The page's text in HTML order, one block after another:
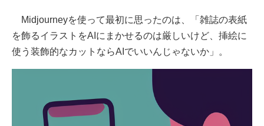
Midjourneyを使って最初に思ったのは、「雑誌の表紙
を飾るイラストをAIにまかせるのは厳しいけど、挿絵に
使う装飾的なカットならAIでいいんじゃないか」。